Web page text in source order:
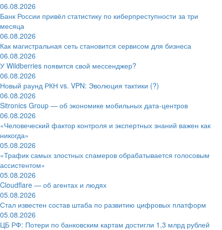
06.08.2026
Банк России привёл статистику по киберпреступности за три
месяца
06.08.2026
Как магистральная сеть становится сервисом для бизнеса
06.08.2026
У Wildberries появится свой мессенджер?
06.08.2026
Новый раунд РКН vs. VPN: Эволюция тактики (?)
06.08.2026
Sitronics Group — об экономике мобильных дата-центров
06.08.2026
«Человеческий фактор контроля и экспертных знаний важен как
никогда»
05.08.2026
«Трафик самых злостных спамеров обрабатывается голосовым
ассистентом»
05.08.2026
Cloudflare — об агентах и людях
05.08.2026
Стал известен состав штаба по развитию цифровых платформ
05.08.2026
ЦБ РФ: Потери по банковским картам достигли 1,3 млрд рублей